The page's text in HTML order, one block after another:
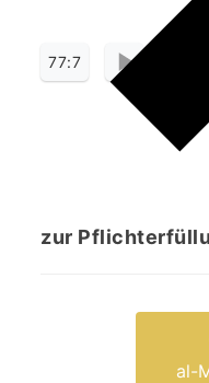
77:7
zur
al-